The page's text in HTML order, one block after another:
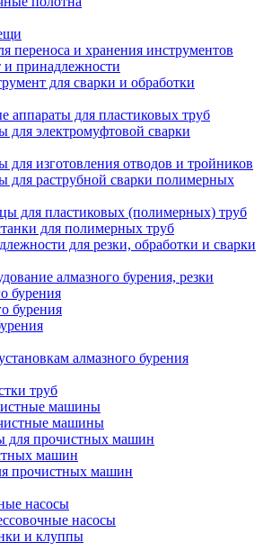
переноса и хранения инструментов
и принадлежности
для сварки и обработки
аппараты для пластиковых труб
для электромуфтовой сварки
для изготовления отводов и тройников
для раструбной сварки полимерных
для пластиковых (полимерных) труб
для полимерных труб
для резки, обработки и сварки
алмазного бурения, резки
бурения
бурения
алмазного бурения
труб
машины
машины
для прочистных машин
машин
прочистных машин
насосы
насосы
и клуппы